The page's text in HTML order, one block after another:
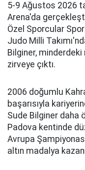
5-9 Ağustos 2026
Arena'da
Özel Sporcular
Judo Milli
Bilginer,
zirveye çıktı.
2006 doğumlu
başarısıyla
Sude Bilginer daha
Padova kentinde
Avrupa
altın madalya